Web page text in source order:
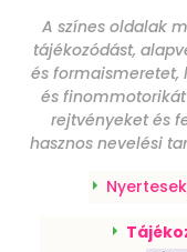
A színes oldalak
tájékozódást,
és formaismeretet,
és
rejtvényeket és
hasznos nevelési